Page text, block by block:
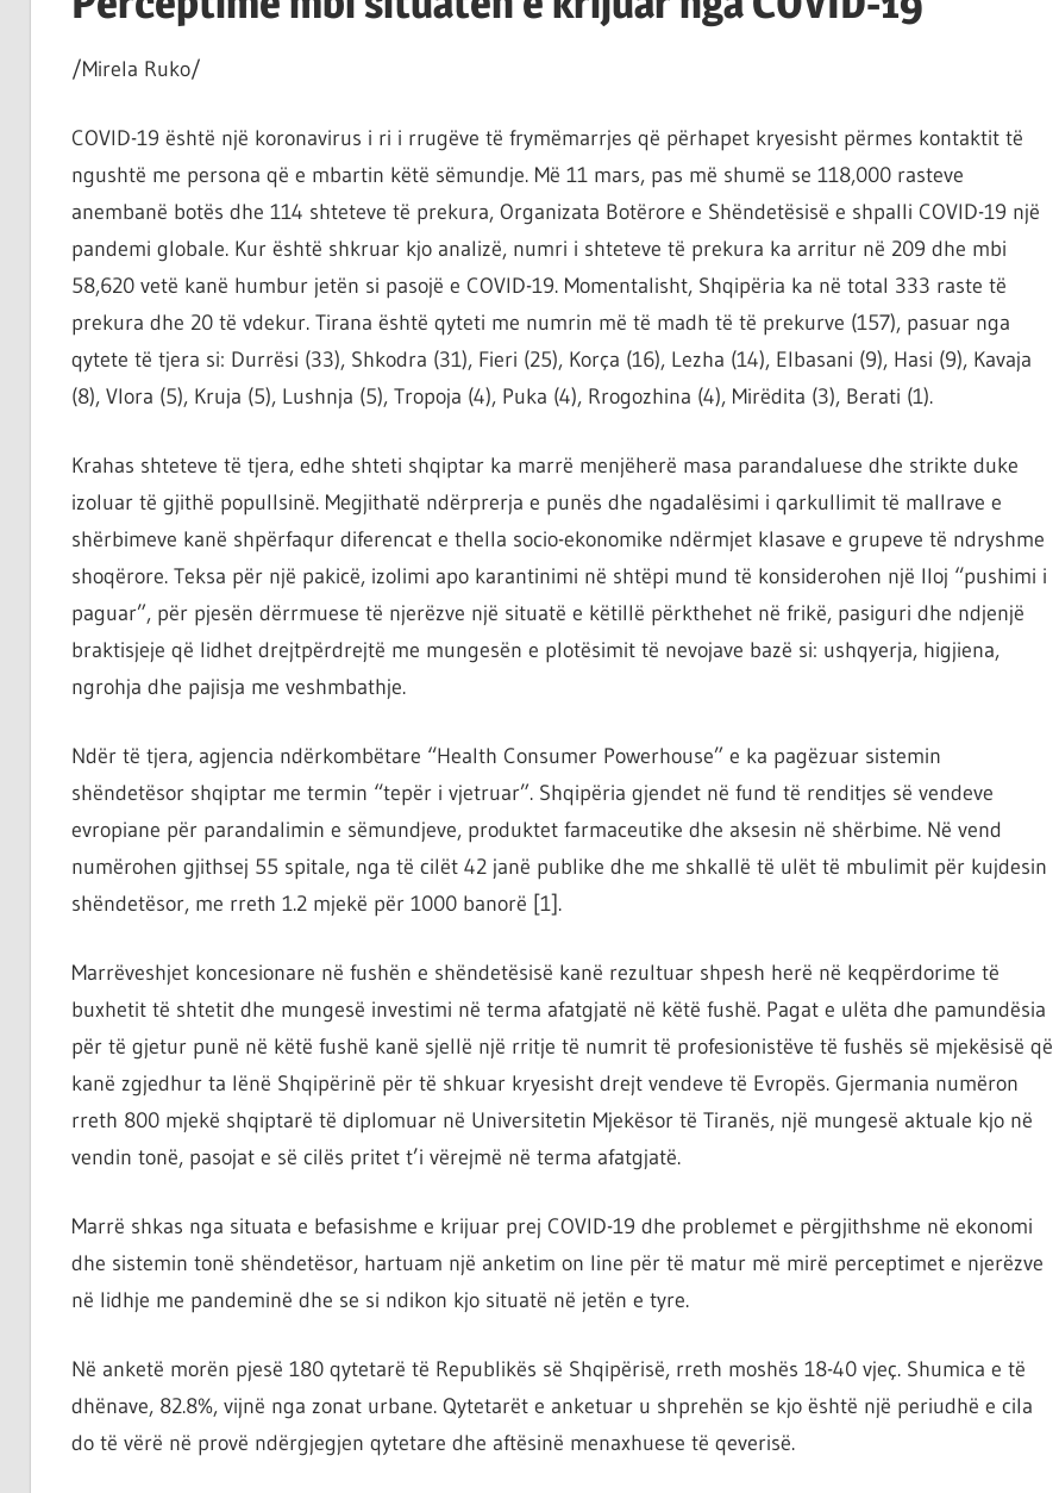
ta
atë.
/Mirela Ruko/
COVID-19 është një koronavirus i ri i rrugëve të frymëmarrjes që përhapet kryesisht përmes kontaktit të
ngushtë me persona që e mbartin këtë sëmundje. Më 11 mars, pas më shumë se 118,000 rasteve
anembanë botës dhe 114 shteteve të prekura, Organizata Botërore e Shëndetësisë e shpalli COVID-19 një
pandemi globale. Kur është shkruar kjo analizë, numri i shteteve të prekura ka arritur në 209 dhe mbi
58,620 vetë kanë humbur jetën si pasojë e COVID-19. Momentalisht, Shqipëria ka në total 333 raste të
prekura dhe 20 të vdekur. Tirana është qyteti me numrin më të madh të të prekurve (157), pasuar nga
qytete të tjera si: Durrësi (33), Shkodra (31), Fieri (25), Korça (16), Lezha (14), Elbasani (9), Hasi (9), Kavaja
(8), Vlora (5), Kruja (5), Lushnja (5), Tropoja (4), Puka (4), Rrogozhina (4), Mirëdita (3), Berati (1).
Krahas shteteve të tjera, edhe shteti shqiptar ka marrë menjëherë masa parandaluese dhe strikte duke
izoluar të gjithë popullsinë. Megjithatë ndërprerja e punës dhe ngadalësimi i qarkullimit të mallrave e
shërbimeve kanë shpërfaqur diferencat e thella socio-ekonomike ndërmjet klasave e grupeve të ndryshme
shoqërore. Teksa për një pakicë, izolimi apo karantinimi në shtëpi mund të konsiderohen një lloj “pushimi i
paguar”, për pjesën dërrmuese të njerëzve një situatë e këtillë përkthehet në frikë, pasiguri dhe ndjenjë
braktisjeje që lidhet drejtpërdrejtë me mungesën e plotësimit të nevojave bazë si: ushqyerja, higjiena,
ngrohja dhe pajisja me veshmbathje.
Ndër të tjera, agjencia ndërkombëtare “Health Consumer Powerhouse” e ka pagëzuar sistemin
shëndetësor shqiptar me termin “tepër i vjetruar”. Shqipëria gjendet në fund të renditjes së vendeve
evropiane për parandalimin e sëmundjeve, produktet farmaceutike dhe aksesin në shërbime. Në vend
numërohen gjithsej 55 spitale, nga të cilët 42 janë publike dhe me shkallë të ulët të mbulimit për kujdesin
shëndetësor, me rreth 1.2 mjekë për 1000 banorë [1].
Marrëveshjet koncesionare në fushën e shëndetësisë kanë rezultuar shpesh herë në keqpërdorime të
buxhetit të shtetit dhe mungesë investimi në terma afatgjatë në këtë fushë. Pagat e ulëta dhe pamundësia
për të gjetur punë në këtë fushë kanë sjellë një rritje të numrit të profesionistëve të fushës së mjekësisë që
kanë zgjedhur ta lënë Shqipërinë për të shkuar kryesisht drejt vendeve të Evropës. Gjermania numëron
rreth 800 mjekë shqiptarë të diplomuar në Universitetin Mjekësor të Tiranës, një mungesë aktuale kjo në
vendin tonë, pasojat e së cilës pritet t’i vërejmë në terma afatgjatë.
Marrë shkas nga situata e befasishme e krijuar prej COVID-19 dhe problemet e përgjithshme në ekonomi
dhe sistemin tonë shëndetësor, hartuam një anketim on line për të matur më mirë perceptimet e njerëzve
në lidhje me pandeminë dhe se si ndikon kjo situatë në jetën e tyre.
Në anketë morën pjesë 180 qytetarë të Republikës së Shqipërisë, rreth moshës 18-40 vjeç. Shumica e të
dhënave, 82.8%, vijnë nga zonat urbane. Qytetarët e anketuar u shprehën se kjo është një periudhë e cila
do të vërë në provë ndërgjegjen qytetare dhe aftësinë menaxhuese të qeverisë.